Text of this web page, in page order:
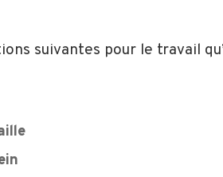
suivantes pour le travail